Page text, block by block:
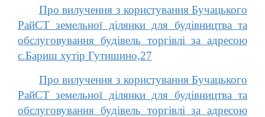
Про вилучення з користування Бучацького
РайСТ земельної ділянки для будівництва та
обслуговування будівель торгівлі за адресою
с.Бариш хутір Гутишино,27
Про вилучення з користування Бучацького
РайСТ земельної ділянки для будівництва та
обслуговування будівель торгівлі за адресою